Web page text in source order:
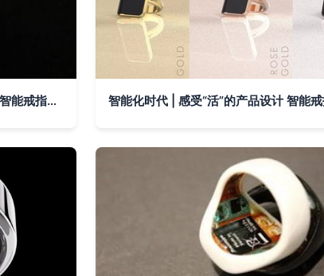
匠心与科技的交织 手工塑料H骨戒指与智能戒指的独特魅力 智能化时代 | 感受“活”的产品设计 智能